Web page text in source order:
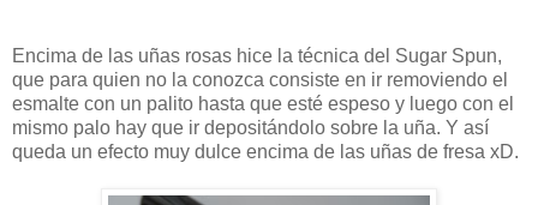
Encima de las uñas rosas hice la técnica del Sugar Spun,
que para quien no la conozca consiste en ir removiendo el
esmalte con un palito hasta que esté espeso y luego con el
mismo palo hay que ir depositándolo sobre la uña. Y así
queda un efecto muy dulce encima de las uñas de fresa xD.